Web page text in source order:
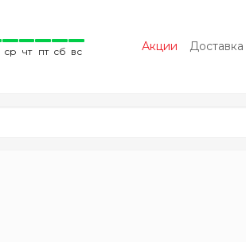
ср чт пт сб вс Акции Доставка